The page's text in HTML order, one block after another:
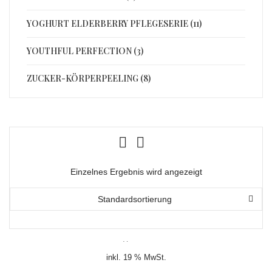
YOGHURT ELDERBERRY PFLEGESERIE (11)
YOUTHFUL PERFECTION (3)
ZUCKER-KÖRPERPEELING (8)
Einzelnes Ergebnis wird angezeigt
Standardsortierung
inkl. 19 % MwSt.